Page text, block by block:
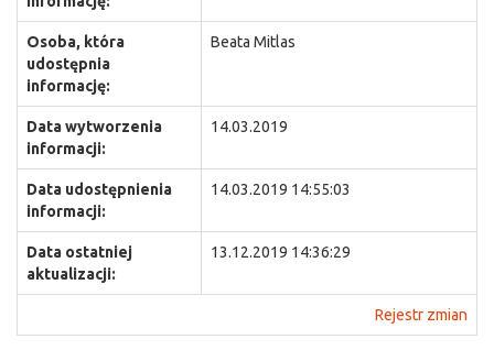
Osoba, która
udostępnia
informację:
Beata Mitlas
Data wytworzenia
informacji:
14.03.2019
Data udostępnienia
informacji:
14.03.2019 14:55:03
Data ostatniej
aktualizacji:
13.12.2019 14:36:29
Rejestr zmian